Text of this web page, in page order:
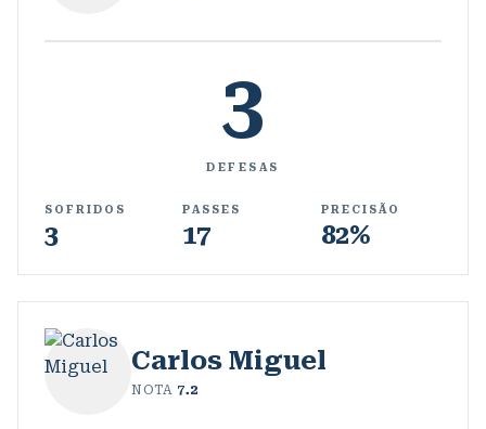
3
DEFESAS
SOFRIDOS
3
PASSES
17
PRECISÃO
82%
Carlos Miguel
NOTA 7.2